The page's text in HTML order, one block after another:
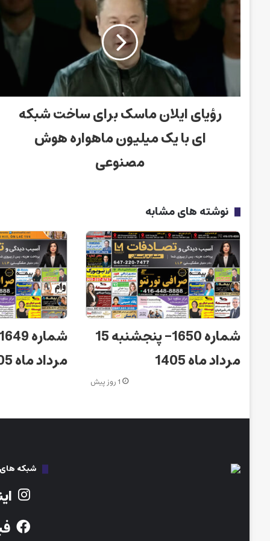
رؤیای ایلان ماسک برای ساخت شبکه
ای با یک میلیون ماهواره هوش
مصنوعی
نوشته های مشابه
شماره 1650– پنجشنبه 15
مرداد ماه 1405
1 روز پیش
مرداد ماه 1405
شبکه های